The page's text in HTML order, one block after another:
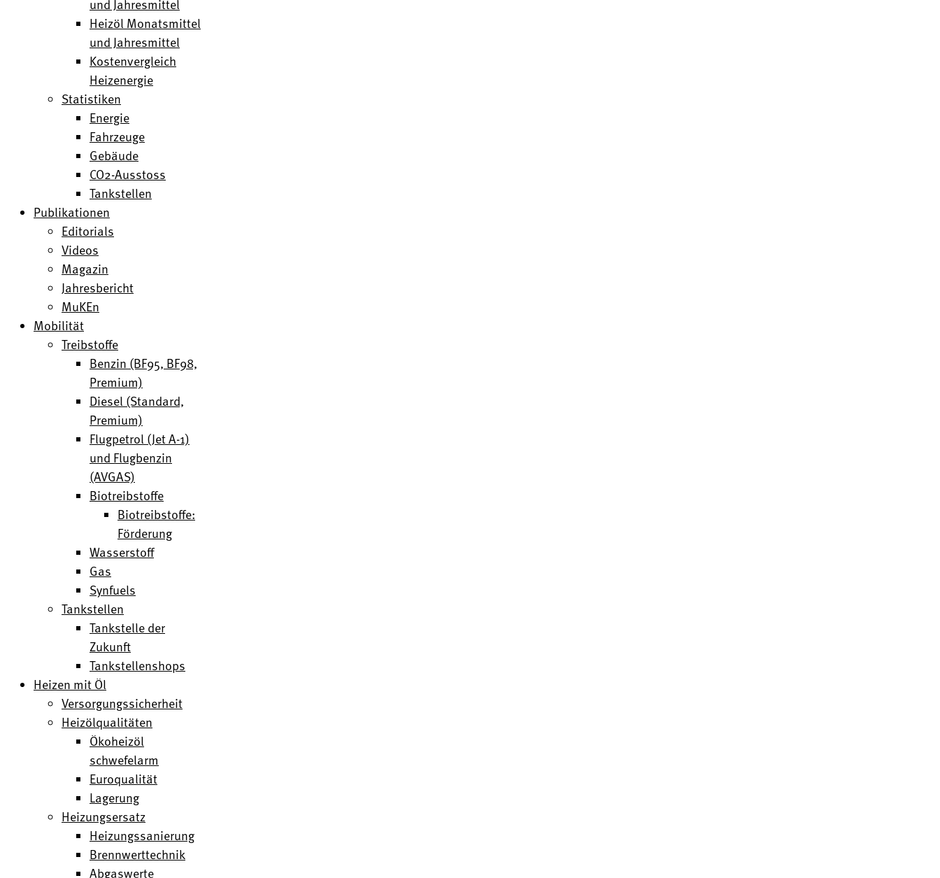
und Jahresmittel
Heizöl Monatsmittel
und Jahresmittel
Kostenvergleich
Heizenergie
Statistiken
Energie
Fahrzeuge
Gebäude
CO2-Ausstoss
Tankstellen
Publikationen
Editorials
Videos
Magazin
Jahresbericht
MuKEn
Mobilität
Treibstoffe
Benzin (BF95, BF98,
Premium)
Diesel (Standard,
Premium)
Flugpetrol (Jet A-1)
und Flugbenzin
(AVGAS)
Biotreibstoffe
Biotreibstoffe:
Förderung
Wasserstoff
Gas
Synfuels
Tankstellen
Tankstelle der
Zukunft
Tankstellenshops
Heizen mit Öl
Versorgungssicherheit
Heizölqualitäten
Ökoheizöl
schwefelarm
Euroqualität
Lagerung
Heizungsersatz
Heizungssanierung
Brennwerttechnik
Abgaswerte